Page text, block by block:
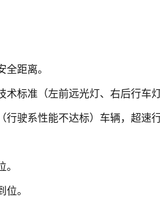
距离。
标准（左前远光灯、右后行车
行驶系性能不达标）车辆，超
。